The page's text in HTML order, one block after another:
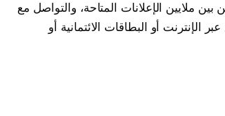
ملايين الإعلانات المتاحة، والتواصل مع
الإنترنت أو البطاقات الائتمانية أو